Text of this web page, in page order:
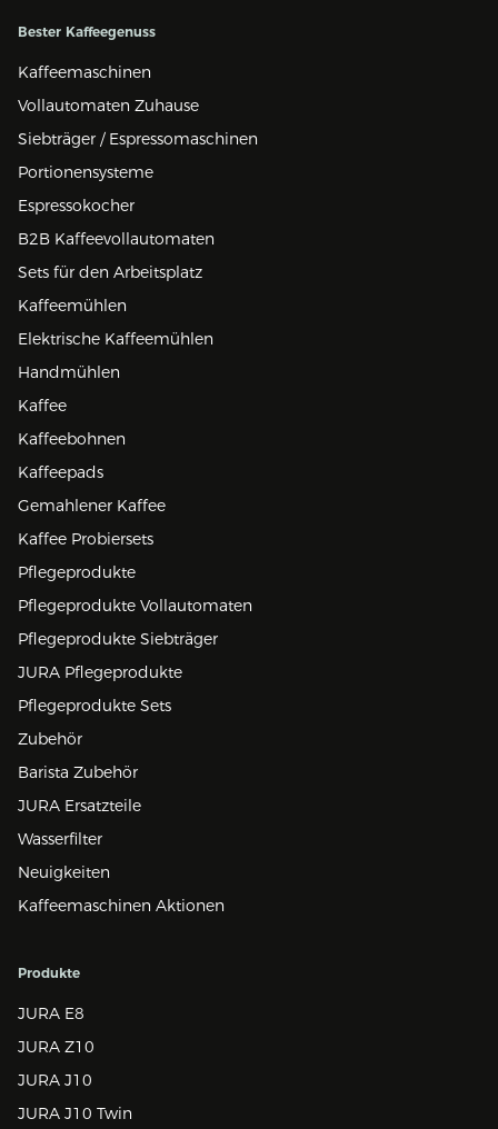
Bester Kaffeegenuss
Kaffeemaschinen
Vollautomaten Zuhause
Siebträger / Espressomaschinen
Portionensysteme
Espressokocher
B2B Kaffeevollautomaten
Sets für den Arbeitsplatz
Kaffeemühlen
Elektrische Kaffeemühlen
Handmühlen
Kaffee
Kaffeebohnen
Kaffeepads
Gemahlener Kaffee
Kaffee Probiersets
Pflegeprodukte
Pflegeprodukte Vollautomaten
Pflegeprodukte Siebträger
JURA Pflegeprodukte
Pflegeprodukte Sets
Zubehör
Barista Zubehör
JURA Ersatzteile
Wasserfilter
Neuigkeiten
Kaffeemaschinen Aktionen
Produkte
JURA E8
JURA Z10
JURA J10
JURA J10 Twin